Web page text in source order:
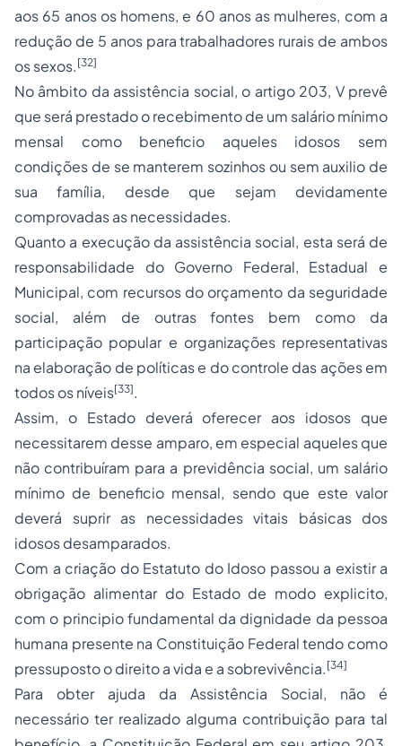
aos 65 anos os homens, e 60 anos as mulheres, com a
redução de 5 anos para trabalhadores rurais de ambos
os sexos. [32]
No âmbito da assistência social, o artigo 203, V prevê
que será prestado o recebimento de um salário mínimo
mensal como beneficio aqueles idosos sem
condições de se manterem sozinhos ou sem auxilio de
sua família, desde que sejam devidamente
comprovadas as necessidades.
Quanto a execução da assistência social, esta será de
responsabilidade do Governo Federal, Estadual e
Municipal, com recursos do orçamento da seguridade
social, além de outras fontes bem como da
participação popular e organizações representativas
na elaboração de políticas e do controle das ações em
todos os níveis[33].
Assim, o Estado deverá oferecer aos idosos que
necessitarem desse amparo, em especial aqueles que
não contribuíram para a previdência social, um salário
mínimo de beneficio mensal, sendo que este valor
deverá suprir as necessidades vitais básicas dos
idosos desamparados.
Com a criação do Estatuto do Idoso passou a existir a
obrigação alimentar do Estado de modo explicito,
com o principio fundamental da dignidade da pessoa
humana presente na Constituição Federal tendo como
pressuposto o direito a vida e a sobrevivência. [34]
Para obter ajuda da Assistência Social, não é
necessário ter realizado alguma contribuição para tal